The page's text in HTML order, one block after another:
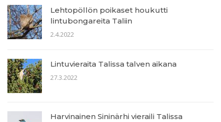
Lehtopöllön poikaset houkutti
lintubongareita Taliin
2.4.2022
Lintuvieraita Talissa talven aikana
27.3.2022
Harvinainen Sininärhi vieraili Talissa